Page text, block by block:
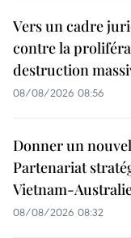
Vers un cadre
contre la
destruction
08/08/2026 08:56
Donner un
Partenariat
Vietnam-
08/08/2026 08:32